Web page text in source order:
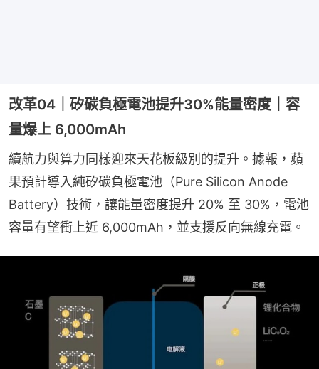
改革04｜矽碳負極電池提升30%能量密度｜容
量爆上 6,000mAh
續航力與算力同樣迎來天花板級別的提升。據報，蘋
果預計導入純矽碳負極電池（Pure Silicon Anode
Battery）技術，讓能量密度提升 20% 至 30%，電池
容量有望衝上近 6,000mAh，並支援反向無線充電。